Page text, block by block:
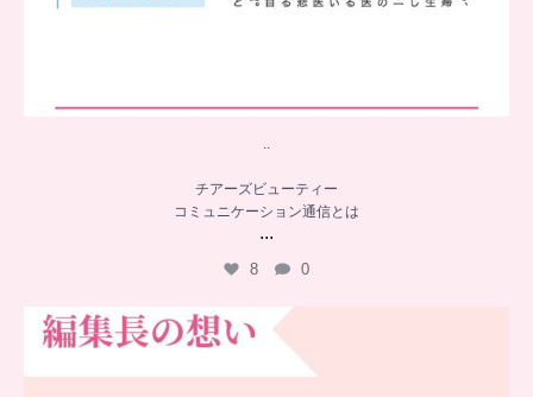
..
チアーズビューティー
コミュニケーション通信とは
...
8 0
チアーズビューティー誕生秘話